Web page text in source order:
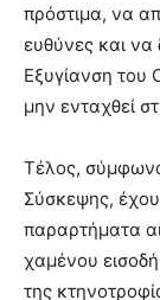
πρόστιμα, να
ευθύνες και
Εξυγίανση του
μην ενταχθεί
Τέλος,
Σύσκεψης,
παραρτήματα
χαμένου
της